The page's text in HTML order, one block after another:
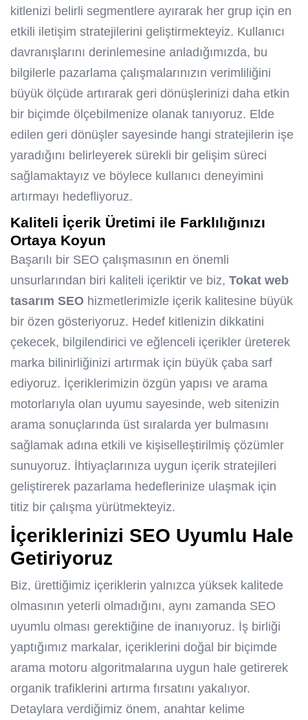
kitlenizi belirli segmentlere ayırarak her grup için en
etkili iletişim stratejilerini geliştirmekteyiz. Kullanıcı
davranışlarını derinlemesine anladığımızda, bu
bilgilerle pazarlama çalışmalarınızın verimliliğini
büyük ölçüde artırarak geri dönüşlerinizi daha etkin
bir biçimde ölçebilmenize olanak tanıyoruz. Elde
edilen geri dönüşler sayesinde hangi stratejilerin işe
yaradığını belirleyerek sürekli bir gelişim süreci
sağlamaktayız ve böylece kullanıcı deneyimini
artırmayı hedefliyoruz.
Kaliteli İçerik Üretimi ile Farklılığınızı
Ortaya Koyun
Başarılı bir SEO çalışmasının en önemli
unsurlarından biri kaliteli içeriktir ve biz, Tokat web
tasarım SEO hizmetlerimizle içerik kalitesine büyük
bir özen gösteriyoruz. Hedef kitlenizin dikkatini
çekecek, bilgilendirici ve eğlenceli içerikler üreterek
marka bilinirliğinizi artırmak için büyük çaba sarf
ediyoruz. İçeriklerimizin özgün yapısı ve arama
motorlarıyla olan uyumu sayesinde, web sitenizin
arama sonuçlarında üst sıralarda yer bulmasını
sağlamak adına etkili ve kişiselleştirilmiş çözümler
sunuyoruz. İhtiyaçlarınıza uygun içerik stratejileri
geliştirerek pazarlama hedeflerinize ulaşmak için
titiz bir çalışma yürütmekteyiz.
İçeriklerinizi SEO Uyumlu Hale
Getiriyoruz
Biz, ürettiğimiz içeriklerin yalnızca yüksek kalitede
olmasının yeterli olmadığını, aynı zamanda SEO
uyumlu olması gerektiğine de inanıyoruz. İş birliği
yaptığımız markalar, içeriklerini doğal bir biçimde
arama motoru algoritmalarına uygun hale getirerek
organik trafiklerini artırma fırsatını yakalıyor.
Detaylara verdiğimiz önem, anahtar kelime